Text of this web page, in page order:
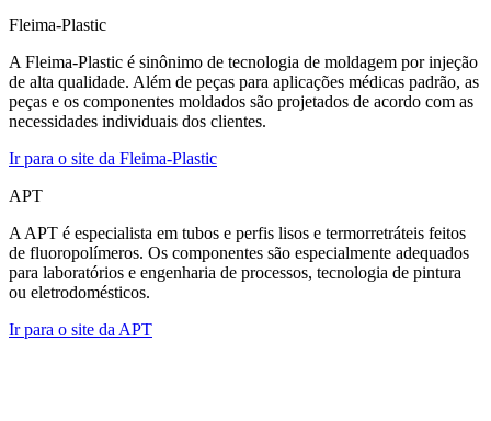
Fleima-Plastic
A Fleima-Plastic é sinônimo de tecnologia de moldagem por injeção
de alta qualidade. Além de peças para aplicações médicas padrão, as
peças e os componentes moldados são projetados de acordo com as
necessidades individuais dos clientes.
Ir para o site da Fleima-Plastic
APT
A APT é especialista em tubos e perfis lisos e termorretráteis feitos
de fluoropolímeros. Os componentes são especialmente adequados
para laboratórios e engenharia de processos, tecnologia de pintura
ou eletrodomésticos.
Ir para o site da APT